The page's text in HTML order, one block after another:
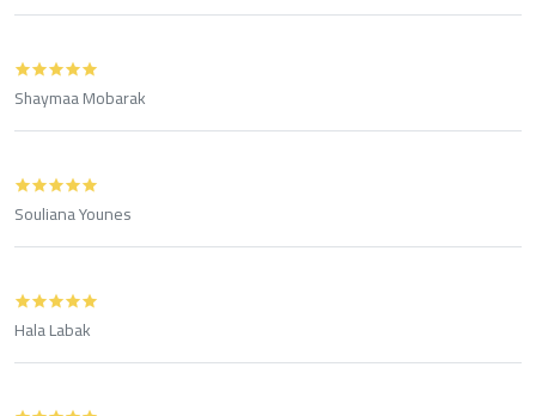
Shaymaa Mobarak
Souliana Younes
Hala Labak